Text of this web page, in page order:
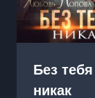
Без тебя
никак